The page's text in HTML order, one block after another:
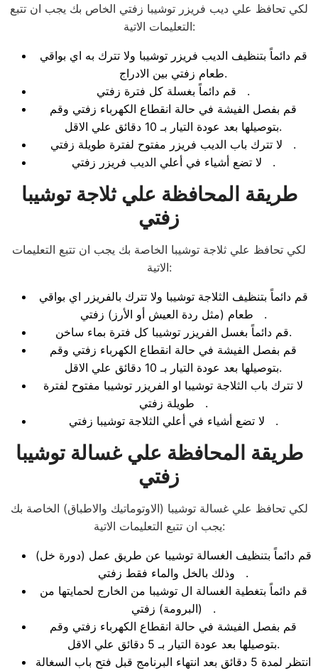
لكي تحافظ علي ديب فريزر توشيبا زفتي الخاص بك يجب ان تتبع
التعليمات الاتية:
قم دائماً بتنظيف الديب فريزر توشيبا ولا تترك به اي بواقي
طعام زفتي بين الادراج.
قم دائماً بغسلة كل فترة زفتي .
قم بفصل الفيشة في حالة انقطاع الكهرباء زفتي وقم
بتوصيلها بعد عودة التيار بـ 10 دقائق علي الاقل.
لا تترك باب الديب فريزر مفتوح لفترة طويلة زفتي .
لا تضع أشياء في أعلي الديب فريزر زفتي .
طريقة المحافظة علي ثلاجة توشيبا
زفتي
لكي تحافظ علي ثلاجة توشيبا الخاصة بك يجب ان تتبع التعليمات
الاتية:
قم دائماً بتنظيف الثلاجة توشيبا ولا تترك بالفريزر اي بواقي
طعام (مثل ردة العيش أو الأرز) زفتي .
قم دائماً بغسل الفريزر توشيبا كل فترة بماء ساخن.
قم بفصل الفيشة في حالة انقطاع الكهرباء زفتي وقم
بتوصيلها بعد عودة التيار بـ 10 دقائق علي الاقل.
لا تترك باب الثلاجة توشيبا او الفريزر توشيبا مفتوح لفترة
طويلة زفتي .
لا تضع أشياء في أعلي الثلاجة توشيبا زفتي .
طريقة المحافظة علي غسالة توشيبا
زفتي
لكي تحافظ علي غسالة توشيبا (الاوتوماتيك والاطباق) الخاصة بك
يجب ان تتبع التعليمات الاتية:
قم دائماً بتنظيف الغسالة توشيبا عن طريق عمل (دورة خل)
وذلك بالخل والماء فقط زفتي .
قم دائماً بتغطية الغسالة ال توشيبا من الخارج لحمايتها من
(البرومة) زفتي .
قم بفصل الفيشة في حالة انقطاع الكهرباء زفتي وقم
بتوصيلها بعد عودة التيار بـ 5 دقائق علي الاقل.
انتظر لمدة 5 دقائق بعد انتهاء البرنامج قبل فتح باب السغالة